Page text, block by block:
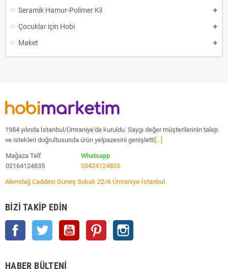
Seramik Hamur-Polimer Kil
Çocuklar için Hobi
Maket
1984 yılında İstanbul/Ümraniye'de kuruldu. Saygı değer müşterilerinin talep
ve istekleri doğrultusunda ürün yelpazesini genişletti [...]
Mağaza Telf
02164124835
Whatsapp
05424124835
Alemdağ Caddesi Güneş Sokak 22/A Ümraniye-İstanbul
BIZI TAKIP EDIN
Facebook Twitter YouTube Pinterest
HABER BÜLTENI